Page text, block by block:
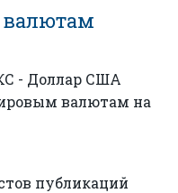
- Доллар США
валютам на
публикаций